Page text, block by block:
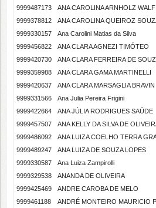
9999487173
ANA CAROLINA ARNHOLZ
9999378812
ANA CAROLINA QUEIROZ
9999330157
Ana Carolini Matias da Silva
9999456822
ANA CLARA AGNEZI TIMÓTEO
9999420730
ANA CLARA FERREIRA DE
9999359988
ANA CLARA GAMA MARTINELLI
9999420637
ANA CLARA MARSAGLIA BRAVIN
9999331566
Ana Julia Pereira Frigini
9999422664
ANA JÚLIA RODRIGUES SAÚDE
9999457507
ANA KELLY DA SILVA DE
9999486092
ANA LUIZA COELHO TERRA
9999489247
ANA LUIZA DE SOUZA LOPES
9999330587
Ana Luiza Zampirolli
9999329538
ANANDA DE OLIVEIRA
9999425469
ANDRE CAROBA DE MELO
9999461188
ANDRÉ MONTEIRO MAURICIO